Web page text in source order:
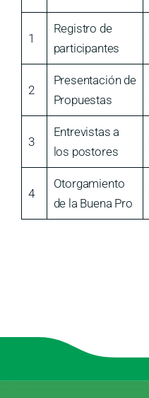
1
Registro de
participantes
2
Presentación de
Propuestas
3
Entrevistas a
los postores
4
Otorgamiento
de la Buena Pro